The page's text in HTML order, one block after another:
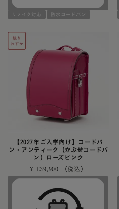
リメイク対応 防水コードバン
【2027年ご入学向け】コードバ
ン・アンティーク（かぶせコードバ
ン）ローズピンク
¥
139,900